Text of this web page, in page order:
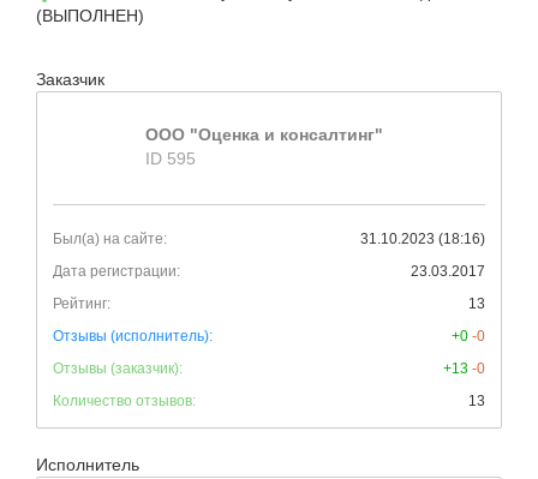
(ВЫПОЛНЕН)
Заказчик
ООО "Оценка и консалтинг"
ID 595
Был(а) на сайте:
31.10.2023 (18:16)
Дата регистрации:
23.03.2017
Рейтинг:
13
Отзывы (исполнитель):
+0 -0
Отзывы (заказчик):
+13 -0
Количество отзывов:
13
Исполнитель